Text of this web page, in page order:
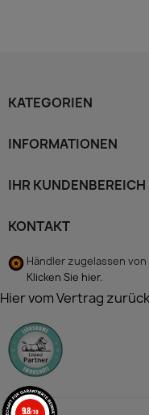
KATEGORIEN
INFORMATIONEN
IHR KUNDENBEREICH
KONTAKT
Händler zugelassen
Klicken Sie hier.
Hier vom Vertrag
9.8/10